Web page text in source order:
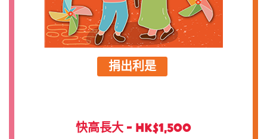
捐出利是
快高長大 - HK$1,500